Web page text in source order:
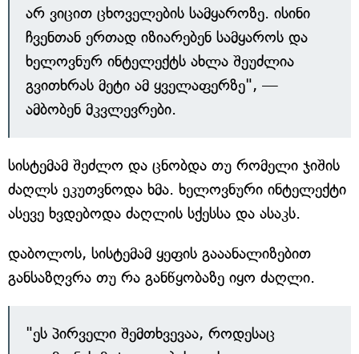
არ ვიცით ცხოველების სამყაროზე. ისინი
ჩვენთან ერთად იზიარებენ სამყაროს და
ხელოვნურ ინტელექტს ახლა შეუძლია
გვითხრას მეტი ამ ყველაფერზე", —
ამბობენ მკვლევრები.
სისტემამ შეძლო და ცნობდა თუ რომელი ჯიშის
ძაღლს ეკუთვნოდა ხმა. ხელოვნური ინტელექტი
ასევე ხვდებოდა ძაღლის სქესსა და ასაკს.
დაბოლოს, სისტემამ ყეფის გააანალიზებით
განსაზღვრა თუ რა განწყობაზე იყო ძაღლი.
"ეს პირველი შემთხვევაა, როდესაც